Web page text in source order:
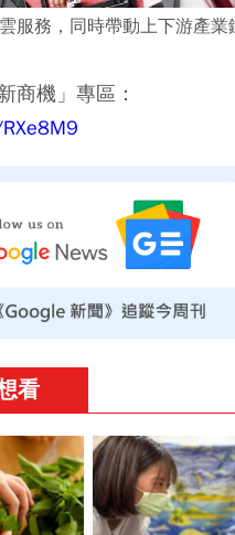
服務，同時帶動上下游產業
商機」專區：